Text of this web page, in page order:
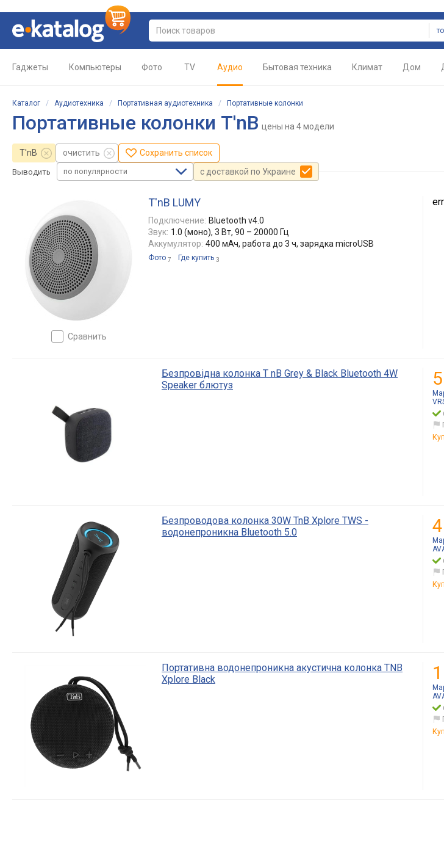
Гаджеты Компьютеры Фото TV Аудио Бытовая техника Климат Дом
Каталог / Аудиотехника / Портативная аудиотехника / Портативные колонки
Портативные колонки T'nB цены на 4 модели
T'nB очистить Сохранить список
Выводить по популярности с доставкой по Украине
сравнить
T'nB LUMY
Подключение: Bluetooth v4.0
Звук: 1.0 (моно), 3 Вт, 90 – 20000 Гц
Аккумулятор: 400 мАч, работа до 3 ч, зарядка microUSB
Фото 7 Где купить 3
Безпровідна колонка T nB Grey & Black Bluetooth 4W
Speaker блютуз
Безпроводова колонка 30W TnB Xplore TWS -
водонепроникна Bluetooth 5.0
Портативна водонепроникна акустична колонка TNB
Xplore Black